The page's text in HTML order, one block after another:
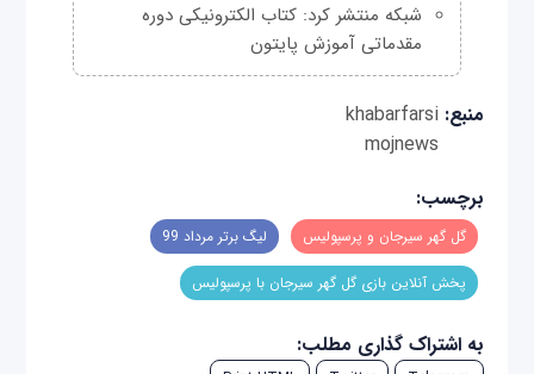
شبکه منتشر کرد: کتاب الکترونیکی دوره
مقدماتی آموزش پایتون
منبع:khabarfarsi
mojnews
برچسب:
گل گهر سیرجان و پرسپولیس لیگ برتر مرداد 99
پخش آنلاین بازی گل گهر سیرجان با پرسپولیس
به اشتراک گذاری مطلب: